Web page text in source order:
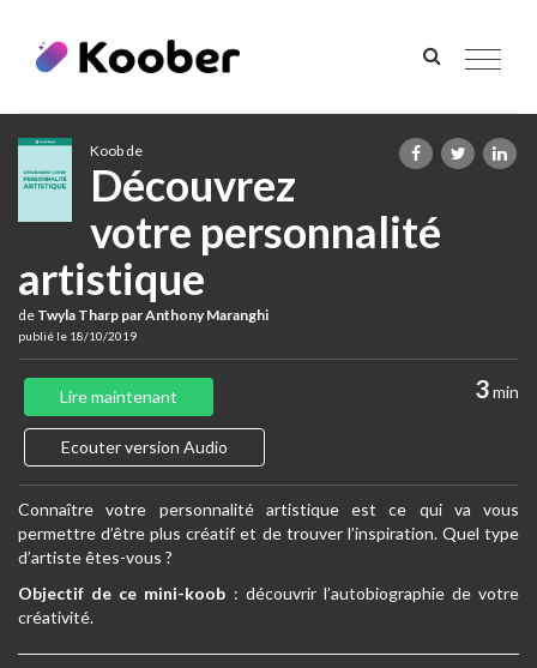
Toggle
Koob de
Découvrez
votre personnalité
artistique
de Twyla Tharp par Anthony Maranghi
publié le 18/10/2019
3min
Lire maintenant
Ecouter version Audio
Connaître votre personnalité artistique est ce qui va vous
permettre d’être plus créatif et de trouver l’inspiration. Quel type
d’artiste êtes-vous ?
Objectif de ce mini-koob : découvrir l’autobiographie de votre
créativité.